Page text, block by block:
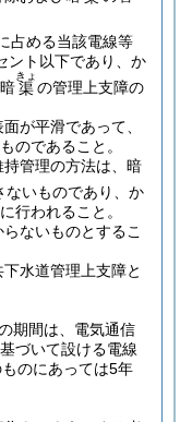
占める当該電線等
ント以下であり、か
渠
きょ
の管理上支障の
が平滑であって、
のであること。
管理の方法は、暗
ないものであり、か
行われること。
ないものとするこ
水道管理上支障と
期間は、電気通信
づいて設ける電線
のにあっては5年